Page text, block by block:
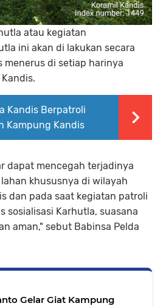
atau kegiatan
ini akan di lakukan secara
menerus di setiap harinya
Kandis Berpatroli
Kampung Kandis
dapat mencegah terjadinya
khususnya di wilayah
dan pada saat kegiatan patroli
sosialisasi Karhutla, suasana
aman," sebut Babinsa Pelda
Gelar Giat Kampung